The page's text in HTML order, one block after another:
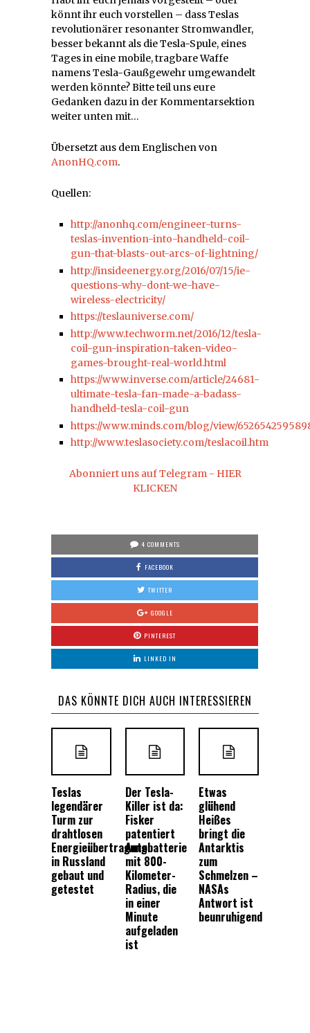
könnt ihr euch vorstellen – dass Teslas
revolutionärer resonanter Stromwandler,
besser bekannt als die Tesla-Spule, eines
Tages in eine mobile, tragbare Waffe
namens Tesla-Gaußgewehr umgewandelt
werden könnte? Bitte teil uns eure
Gedanken dazu in der Kommentarsektion
weiter unten mit…
Übersetzt aus dem Englischen von
AnonHQ.com.
Quellen:
http://anonhq.com/engineer-turns-
teslas-invention-into-handheld-coil-
gun-that-blasts-out-arcs-of-lightning/
http://insideenergy.org/2016/07/15/ie-
questions-why-dont-we-have-
wireless-electricity/
https://teslauniverse.com/
http://www.techworm.net/2016/12/tesla-
coil-gun-inspiration-taken-video-
games-brought-real-world.html
https://www.inverse.com/article/24681-
ultimate-tesla-fan-made-a-badass-
handheld-tesla-coil-gun
https://www.minds.com/blog/view/
http://www.teslasociety.com/teslacoil.htm
Abonniert uns auf Telegram - HIER
KLICKEN
4 COMMENTS
FACEBOOK
TWITTER
GOOGLE
PINTEREST
LINKED IN
DAS KÖNNTE DICH AUCH INTERESSIEREN
Teslas
legendärer
Turm zur
drahtlosen
Energieübertragung
in Russland
gebaut und
getestet
Der Tesla-
Killer ist da:
Fisker
patentiert
Autobatterie
mit 800-
Kilometer-
Radius, die
in einer
Minute
aufgeladen
ist
Etwas
glühend
Heißes
bringt die
Antarktis
zum
Schmelzen –
NASAs
Antwort ist
beunruhigend